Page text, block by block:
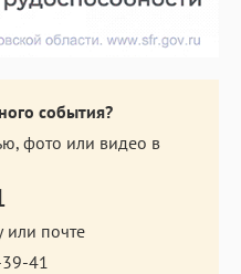
события?
фото или видео в
или почте
41